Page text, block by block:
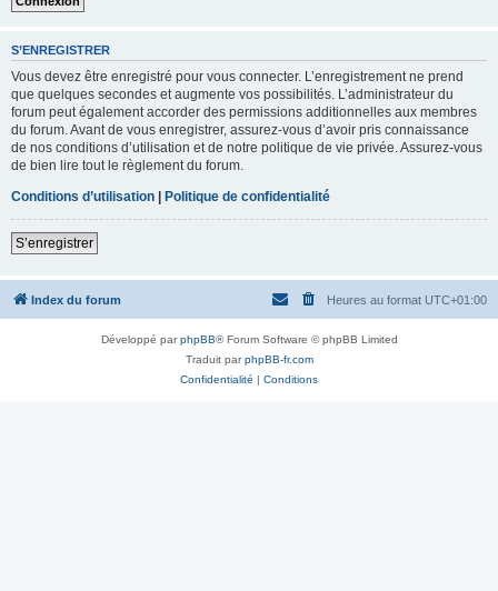
S’ENREGISTRER
Vous devez être enregistré pour vous connecter. L’enregistrement ne prend
que quelques secondes et augmente vos possibilités. L’administrateur du
forum peut également accorder des permissions additionnelles aux membres
du forum. Avant de vous enregistrer, assurez-vous d’avoir pris connaissance
de nos conditions d’utilisation et de notre politique de vie privée. Assurez-vous
de bien lire tout le règlement du forum.
Conditions d’utilisation | Politique de confidentialité
S’enregistrer
Index du forum Heures au format UTC+01:00
Développé parphpBB® Forum Software © phpBB Limited
Traduit parphpBB-fr.com
Confidentialité | Conditions